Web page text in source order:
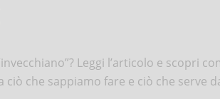
Leggi l’articolo e scopri
che sappiamo fare e ciò che serve